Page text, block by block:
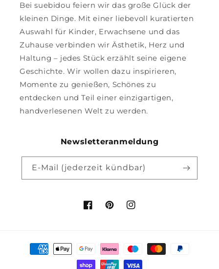
Bei suebidou feiern wir das große Glück der
kleinen Dinge. Mit einer liebevoll kuratierten
Auswahl für Kinder, Erwachsene und das
Zuhause verbinden wir Ästhetik, Herz und
Haltung – jedes Stück erzählt seine eigene
Geschichte. Wir wollen dazu inspirieren,
Momente zu genießen, Schönes zu
entdecken und Teil einer einzigartigen,
handverlesenen Welt zu werden.
Newsletteranmeldung
E-Mail (jederzeit kündbar)
FacebookPinterestInstagram
Zahlungsmethoden